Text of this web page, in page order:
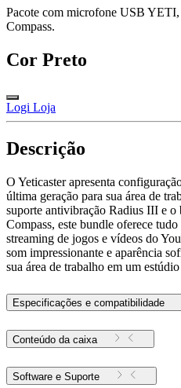
Pacote com microfone USB
Compass.
Cor Preto
Logi Loja
Descrição
O Yeticaster apresenta
última geração para sua área de
suporte antivibração Radius III e
Compass, este bundle oferece
streaming de jogos e vídeos do
som impressionante e aparência
sua área de trabalho em um
Especificações e compatibilidade
Conteúdo da caixa
Software e Suporte